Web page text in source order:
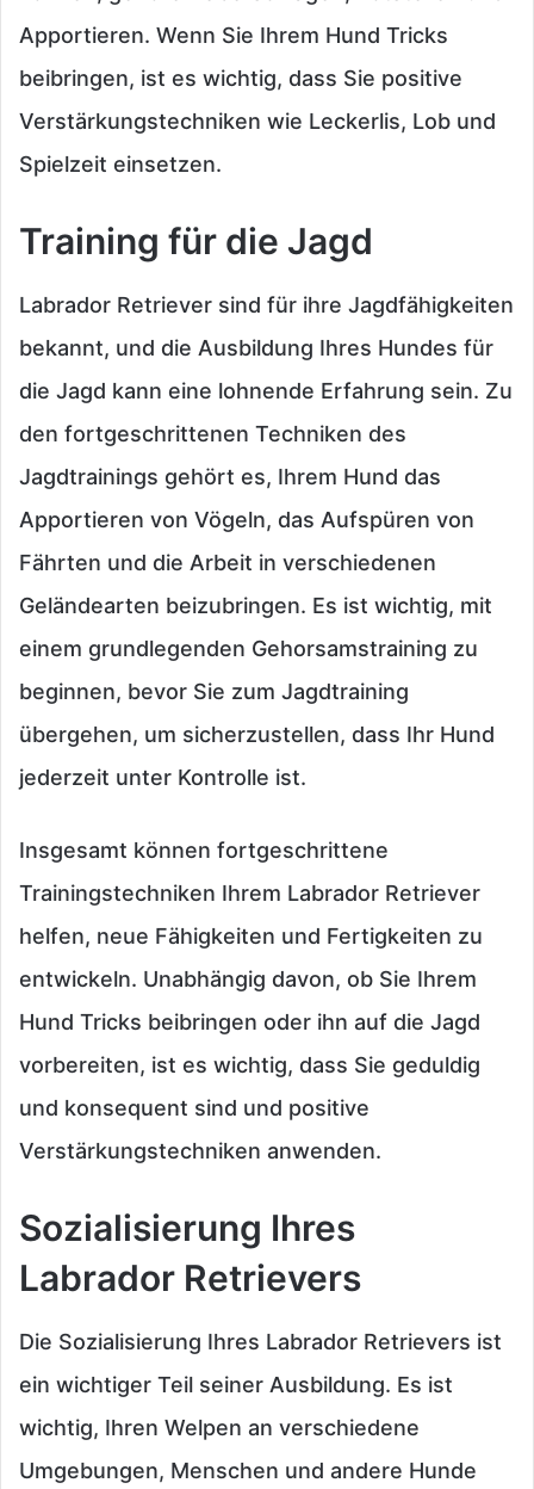
Apportieren. Wenn Sie Ihrem Hund Tricks
beibringen, ist es wichtig, dass Sie positive
Verstärkungstechniken wie Leckerlis, Lob und
Spielzeit einsetzen.
Training für die Jagd
Labrador Retriever sind für ihre Jagdfähigkeiten
bekannt, und die Ausbildung Ihres Hundes für
die Jagd kann eine lohnende Erfahrung sein. Zu
den fortgeschrittenen Techniken des
Jagdtrainings gehört es, Ihrem Hund das
Apportieren von Vögeln, das Aufspüren von
Fährten und die Arbeit in verschiedenen
Geländearten beizubringen. Es ist wichtig, mit
einem grundlegenden Gehorsamstraining zu
beginnen, bevor Sie zum Jagdtraining
übergehen, um sicherzustellen, dass Ihr Hund
jederzeit unter Kontrolle ist.
Insgesamt können fortgeschrittene
Trainingstechniken Ihrem Labrador Retriever
helfen, neue Fähigkeiten und Fertigkeiten zu
entwickeln. Unabhängig davon, ob Sie Ihrem
Hund Tricks beibringen oder ihn auf die Jagd
vorbereiten, ist es wichtig, dass Sie geduldig
und konsequent sind und positive
Verstärkungstechniken anwenden.
Sozialisierung Ihres
Labrador Retrievers
Die Sozialisierung Ihres Labrador Retrievers ist
ein wichtiger Teil seiner Ausbildung. Es ist
wichtig, Ihren Welpen an verschiedene
Umgebungen, Menschen und andere Hunde